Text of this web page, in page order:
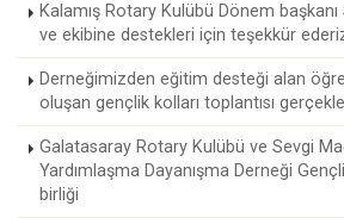
Kalamış Rotary Kulübü Dönem
ve ekibine destekleri için teşekkür
Derneğimizden eğitim desteği alan
oluşan gençlik kolları toplantısı
Galatasaray Rotary Kulübü ve Sevgi
Yardımlaşma Dayanışma Derneği
birliği